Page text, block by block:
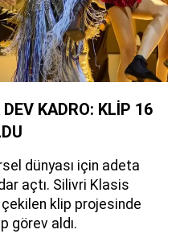
KADRO: KLİP 16
dünyası için adeta
açtı. Silivri Klasis
klip projesinde
görev aldı.